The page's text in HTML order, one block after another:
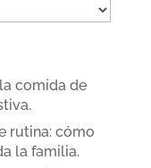
comida de
rutina: cómo
la familia.